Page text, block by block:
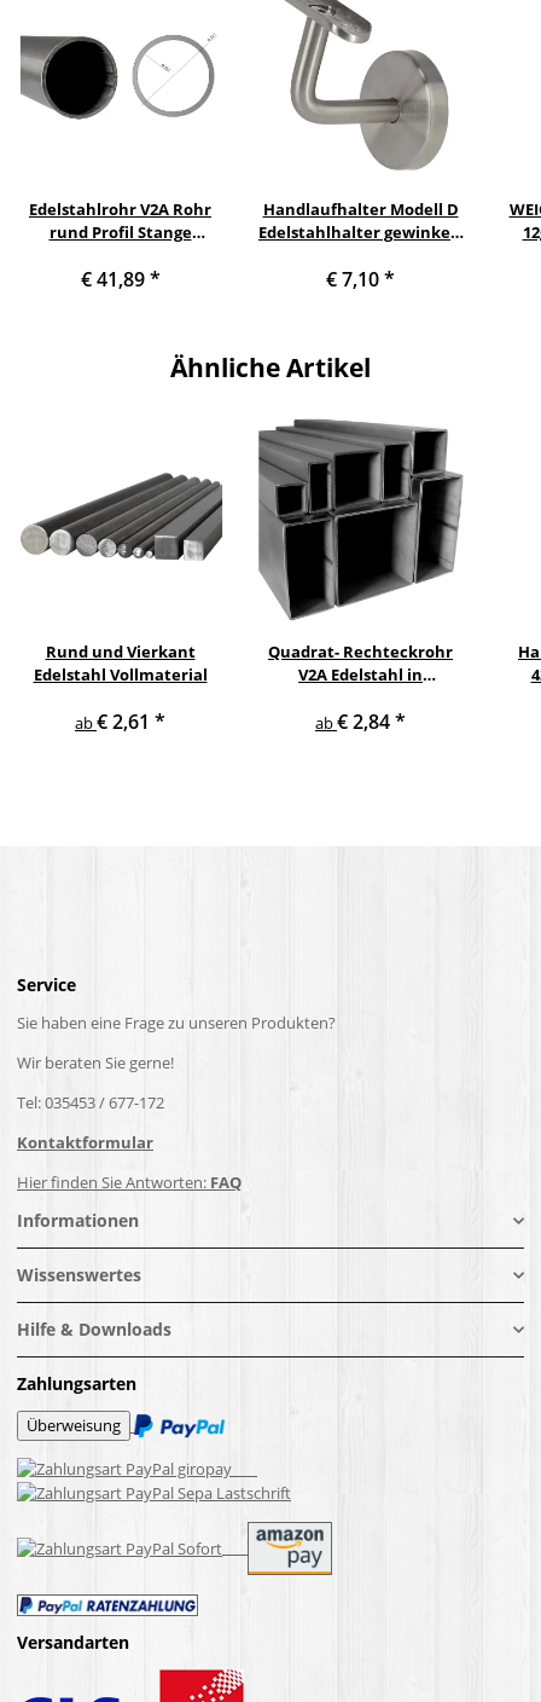
Edelstahlrohr V2A Rohr
rund Profil Stange
(1 Zoll) Länge: 1800 mm
€ 41,89*
Handlaufhalter Modell D
Edelstahlhalter gewinkelt
€ 7,10*
Ähnliche Artikel
Rund und Vierkant
Edelstahl Vollmaterial
ab€ 2,61 *
Quadrat- Rechteckrohr
V2A Edelstahl in
Querschnitten und
ab€ 2,84*
Service
Sie haben eine Frage zu unseren Produkten?
Wir beraten Sie gerne!
Tel: 035453 / 677-172
Kontaktformular
Hier finden Sie Antworten: FAQ
Informationen
Wissenswertes
Hilfe & Downloads
Zahlungsarten
Versandarten